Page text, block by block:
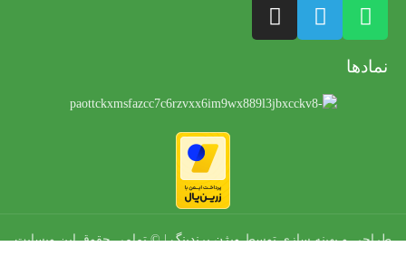
نمادها
طراحی و بهینه سازی توسطویژن برندینگ| © تمامی حقوق این وبسایت